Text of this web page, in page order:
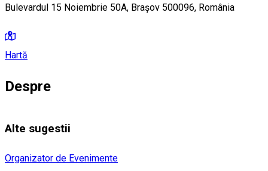
Bulevardul 15 Noiembrie 50A, Brașov 500096, România
Hartă
Despre
Alte sugestii
Organizator de Evenimente